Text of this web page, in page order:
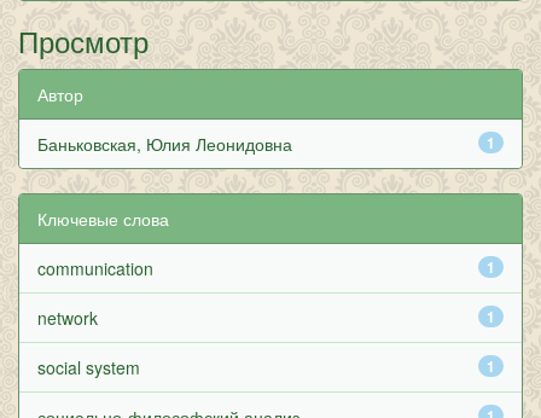
Просмотр
Автор
1
Баньковская, Юлия Леонидовна
Ключевые слова
1
communication
1
network
1
social system